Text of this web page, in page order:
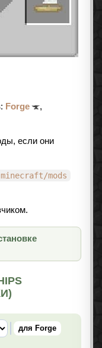
Forge
,
если они
mods
для Forge